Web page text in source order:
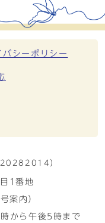
バシーポリシー
）
1番地
案内）
から午後5時まで